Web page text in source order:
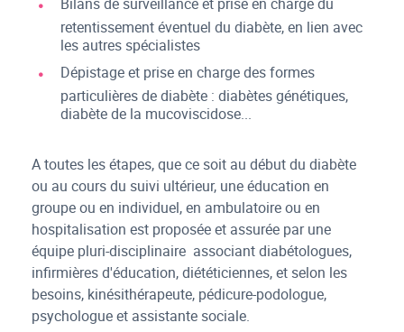
retentissement éventuel du diabète, en lien avec
les autres spécialistes
Dépistage et prise en charge des formes
particulières de diabète : diabètes génétiques,
diabète de la mucoviscidose...
A toutes les étapes, que ce soit au début du diabète
ou au cours du suivi ultérieur, une éducation en
groupe ou en individuel, en ambulatoire ou en
hospitalisation est proposée et assurée par une
équipe pluri-disciplinaire associant diabétologues,
infirmières d'éducation, diététiciennes, et selon les
besoins, kinésithérapeute, pédicure-podologue,
psychologue et assistante sociale.